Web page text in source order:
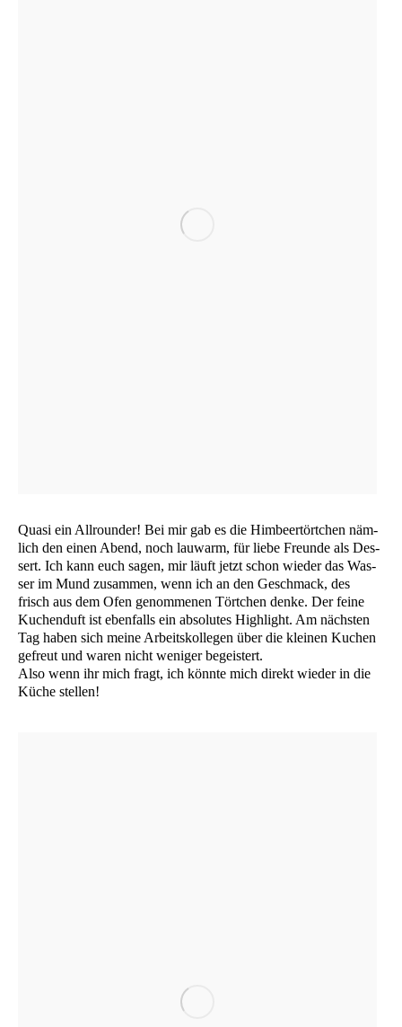
Qua­si ein All­roun­der! Bei mir gab es die Him­beer­tört­chen näm­
lich den einen Abend, noch lau­warm, für lie­be Freun­de als Des­
sert. Ich kann euch sagen, mir läuft jetzt schon wie­der das Was­
ser im Mund zusam­men, wenn ich an den Geschmack, des
frisch aus dem Ofen genom­me­nen Tört­chen den­ke. Der fei­ne
Kuchen­duft ist eben­falls ein abso­lu­tes High­light. Am nächs­ten
Tag haben sich mei­ne Arbeits­kol­le­gen über die klei­nen Kuchen
gefreut und waren nicht weni­ger begeistert.
Also wenn ihr mich fragt, ich könn­te mich direkt wie­der in die
Küche stellen!